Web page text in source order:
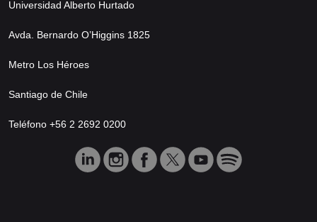
Universidad Alberto Hurtado
Avda. Bernardo O’Higgins 1825
Metro Los Héroes
Santiago de Chile
Teléfono +56 2 2692 0200